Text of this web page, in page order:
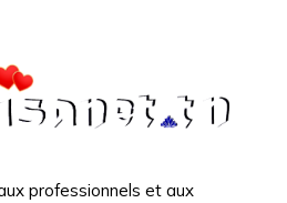
professionnels et aux